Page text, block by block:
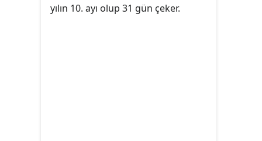
yılın 10. ayı olup 31 gün çeker.